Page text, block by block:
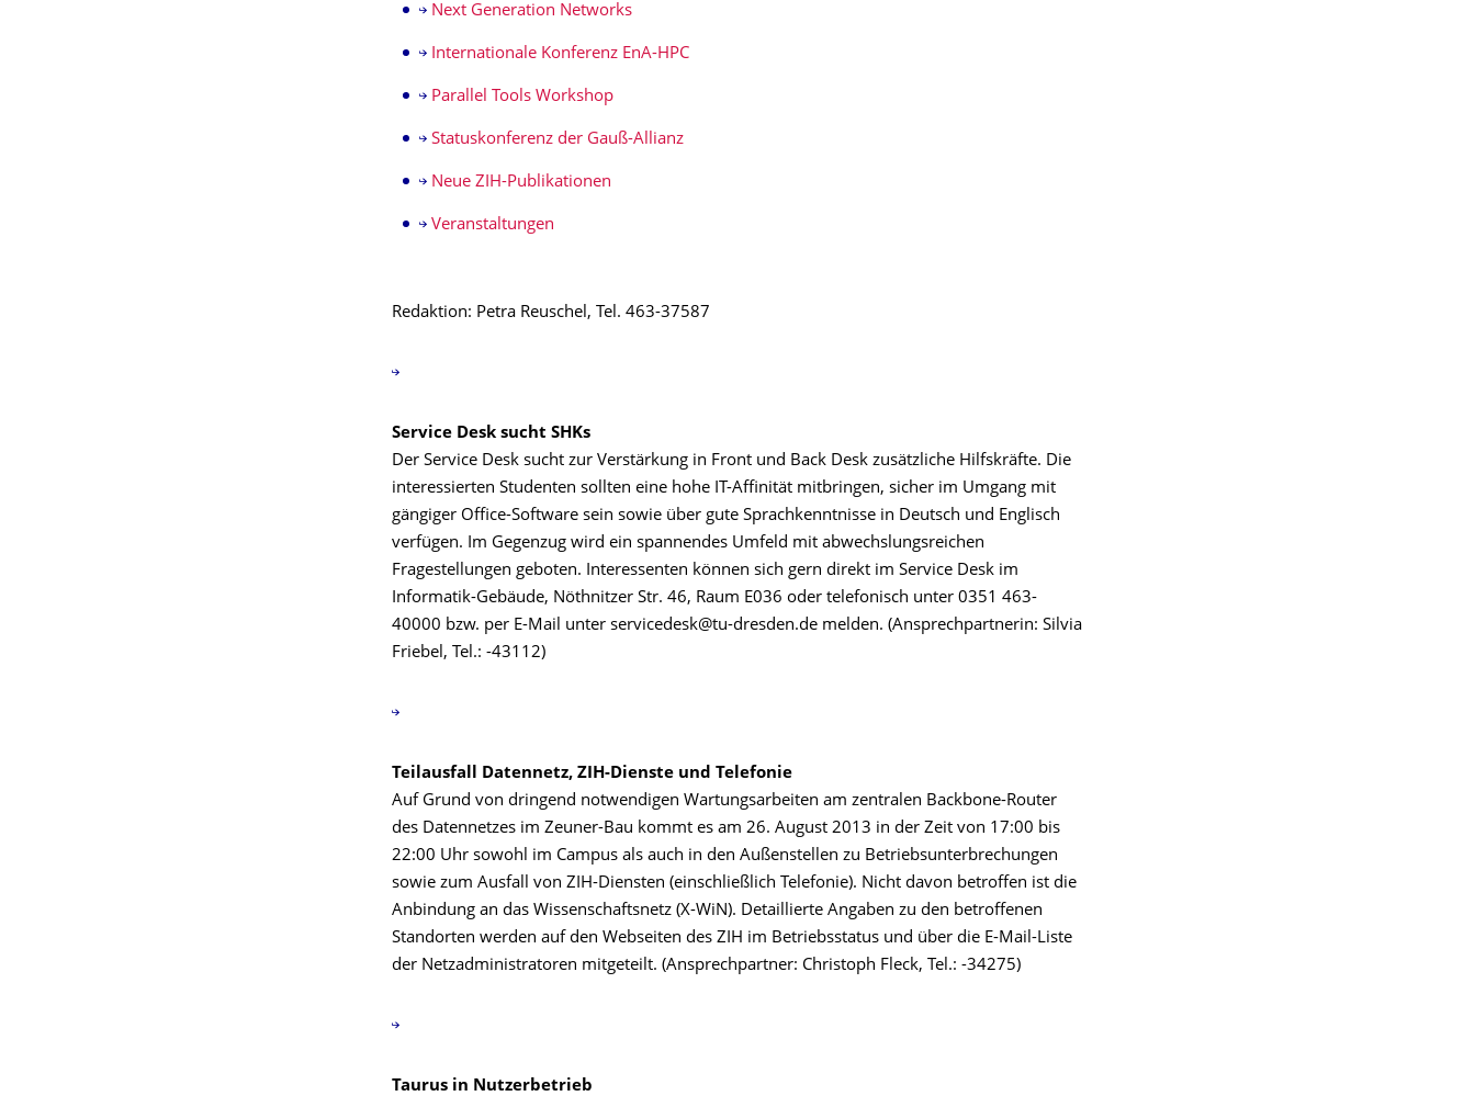
Next Generation Networks
Internationale Konferenz EnA-HPC
Parallel Tools Workshop
Statuskonferenz der Gauß-Allianz
Neue ZIH-Publikationen
Veranstaltungen
Redaktion: Petra Reuschel, Tel. 463-37587
Service Desk sucht SHKs
Der Service Desk sucht zur Verstärkung in Front und Back Desk zusätzliche Hilfskräfte. Die
interessierten Studenten sollten eine hohe IT-Affinität mitbringen, sicher im Umgang mit
gängiger Office-Software sein sowie über gute Sprachkenntnisse in Deutsch und Englisch
verfügen. Im Gegenzug wird ein spannendes Umfeld mit abwechslungsreichen
Fragestellungen geboten. Interessenten können sich gern direkt im Service Desk im
Informatik-Gebäude, Nöthnitzer Str. 46, Raum E036 oder telefonisch unter 0351 463-
40000 bzw. per E-Mail unter servicedesk@tu-dresden.de melden. (Ansprechpartnerin: Silvia
Friebel, Tel.: -43112)
Teilausfall Datennetz, ZIH-Dienste und Telefonie
Auf Grund von dringend notwendigen Wartungsarbeiten am zentralen Backbone-Router
des Datennetzes im Zeuner-Bau kommt es am 26. August 2013 in der Zeit von 17:00 bis
22:00 Uhr sowohl im Campus als auch in den Außenstellen zu Betriebsunterbrechungen
sowie zum Ausfall von ZIH-Diensten (einschließlich Telefonie). Nicht davon betroffen ist die
Anbindung an das Wissenschaftsnetz (X-WiN). Detaillierte Angaben zu den betroffenen
Standorten werden auf den Webseiten des ZIH im Betriebsstatus und über die E-Mail-Liste
der Netzadministratoren mitgeteilt. (Ansprechpartner: Christoph Fleck, Tel.: -34275)
Taurus in Nutzerbetrieb